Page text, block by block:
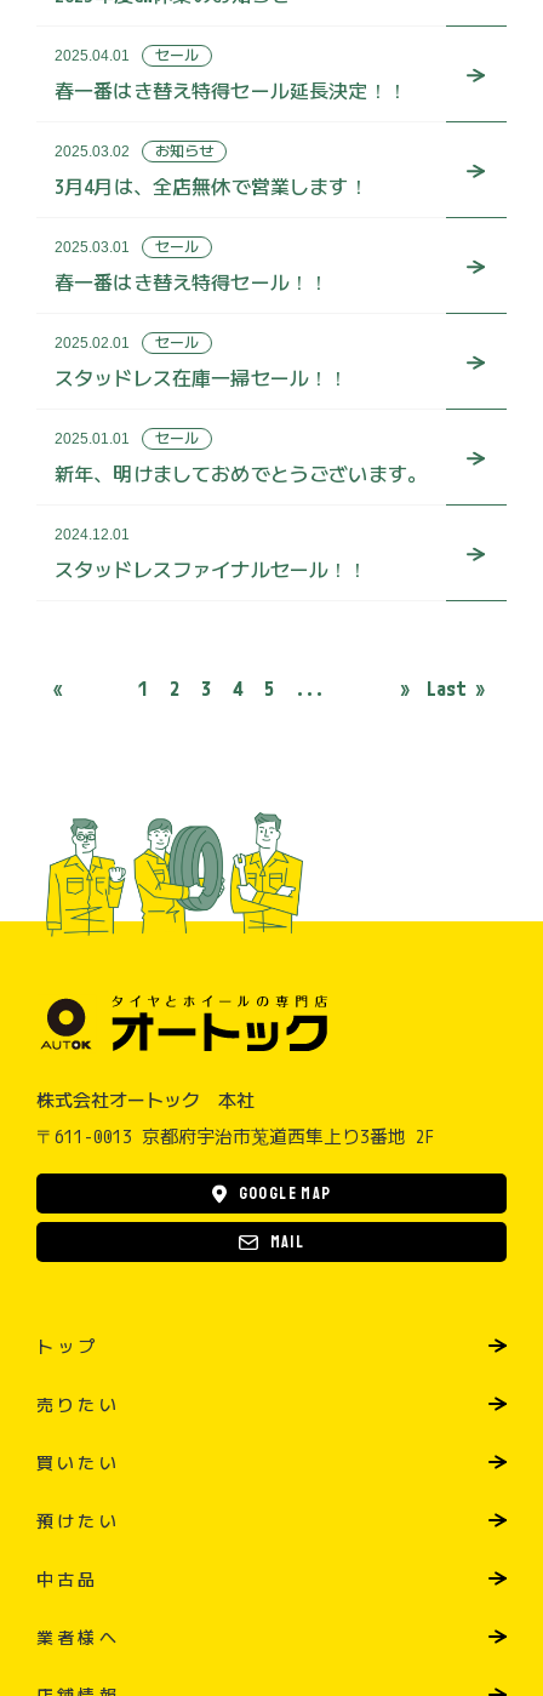
2025.04.01 セール
春一番はき替え特得セール延長決定！！
2025.03.02 お知らせ
3月4月は、全店無休で営業します！
2025.03.01 セール
春一番はき替え特得セール！！
2025.02.01 セール
スタッドレス在庫一掃セール！！
2025.01.01 セール
新年、明けましておめでとうございます。
2024.12.01
スタッドレスファイナルセール！！
« 1 2 3 4 5 ... » Last »
株式会社オートック 本社
〒611-0013 京都府宇治市莵道西隼上り3番地 2F
Google map
Mail
トップ
売りたい
買いたい
預けたい
中古品
業者様へ